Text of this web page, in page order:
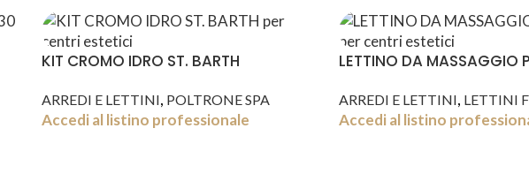
KIT CROMO IDRO ST. BARTH
ARREDI E LETTINI, POLTRONE SPA
Accedi al listino professionale
LETTINO DA MASSAGGIO
ARREDI E LETTINI, LETTINI
Accedi al listino